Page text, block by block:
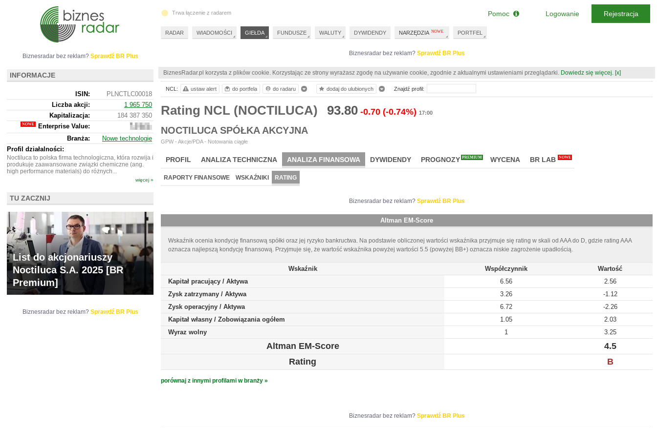
Biznesradar bez reklam? Sprawdź BR Plus
BiznesRadar.pl korzysta z plików cookie. Korzystając ze strony wyrażasz zgodę na używanie cookie, zgodnie z aktualnymi ustawieniami przeglądarki. Dowiedz się więcej. [x]
Rating NCL (NOCTILUCA) 93.80 -0.70 (-0.74%) 17:00
NOCTILUCA SPÓŁKA AKCYJNA
GPW - Akcje/PDA - Notowania ciągłe
PROFIL ANALIZA TECHNICZNA ANALIZA FINANSOWA DYWIDENDY PROGNOZY PREMIUM WYCENA BR LAB NOWE
RAPORTY FINANSOWE WSKAŹNIKI RATING
Biznesradar bez reklam? Sprawdź BR Plus
Altman EM-Score
Wskaźnik ocenia kondycję finansową spółki oraz jej ryzyko bankructwa. Na podstawie obliczonej wartości wskaźnika przyjmuje się rating w skali od AAA do D, gdzie rating AAA
oznacza najlepszą kondycję finansową. Przyjmuje się, że wartość wskaźnika powyżej wartości 5.5 (powyżej BB+) oznacza niskie zagrożenie upadłością.
Wskaźnik Współczynnik
Wartość
Kapitał pracujący / Aktywa
6.56
2.56
Zysk zatrzymany / Aktywa
3.26
-1.12
Zysk operacyjny / Aktywa
6.72
-2.26
Kapitał własny / Zobowiązania ogółem
1.05
2.03
Wyraz wolny
1 3.25
Altman EM-Score
4.5
Rating
B
porównaj z innymi profilami w branży »
Biznesradar bez reklam? Sprawdź BR Plus
NCL: ustaw alert do portfela do radaru dodaj do ulubionych Znajdź profil:
Biznesradar bez reklam? Sprawdź BR Plus
INFORMACJE
ISIN:
PLNCTLC00018
Liczba akcji:
1 965 750
Kapitalizacja:
184 387 350
Enterprise Value:
178
220
350
Branża:
Nowe technologie
Profil działalności:
Noctiluca to polska firma technologiczna, która rozwija i
produkuje zaawansowane związki chemiczne (ang.
high performance materials) do różnych...
więcej »
TU ZACZNIJ
List do akcjonariuszy
Noctiluca S.A. 2025 [BR
Premium]
Biznesradar bez reklam? Sprawdź BR Plus
Trwa łączenie z radarem
RADAR WIADOMOŚCI GIEŁDA FUNDUSZE WALUTY DYWIDENDY NARZĘDZIA PORTFEL
Pomoc Logowanie Rejestracja